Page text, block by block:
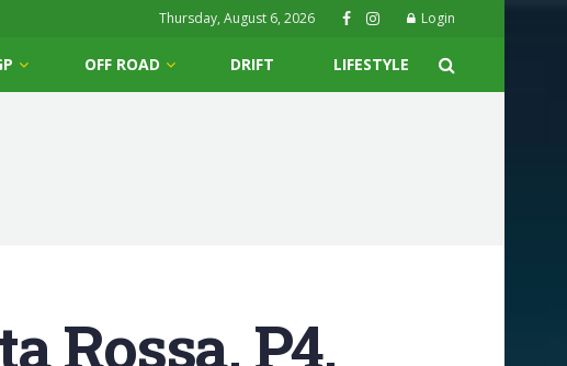
Thursday, August 6, 2026 Login
OFF ROAD DRIFT LIFESTYLE
Rossa, P4,